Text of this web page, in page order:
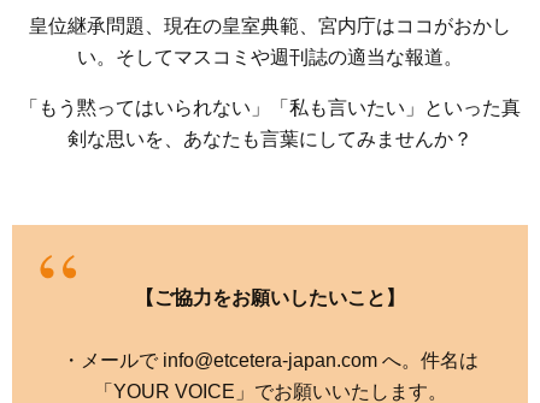
皇位継承問題、現在の皇室典範、宮内庁はココがおかし
い。そしてマスコミや週刊誌の適当な報道。
「もう黙ってはいられない」「私も言いたい」といった真
剣な思いを、あなたも言葉にしてみませんか？
【ご協力をお願いしたいこと】
・メールで info@etcetera-japan.com へ。件名は
「YOUR VOICE」でお願いいたします。